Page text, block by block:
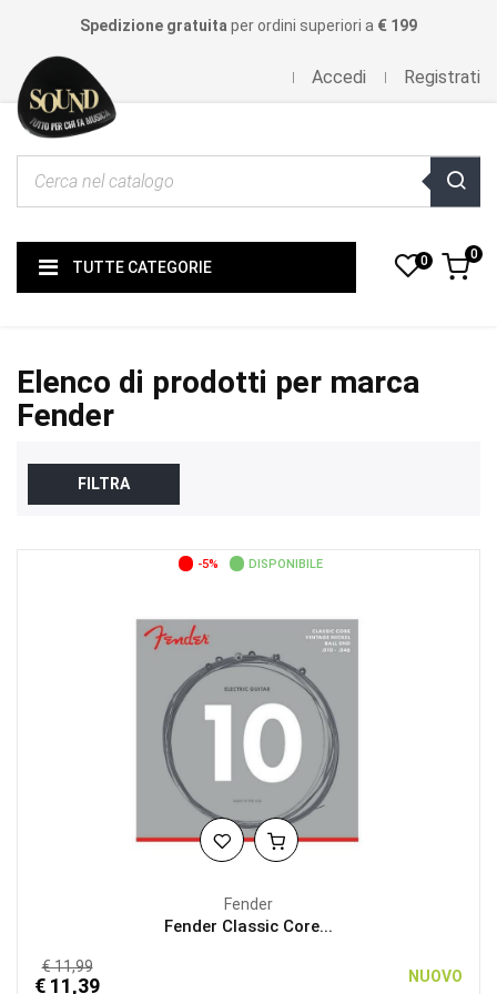
Spedizione gratuita per ordini superiori a € 199
Accedi Registrati
TUTTE CATEGORIE 0 0
Elenco di prodotti per marca
Fender
FILTRA
-5% DISPONIBILE
Fender
Fender Classic Core...
€ 11,99
€ 11,39 NUOVO